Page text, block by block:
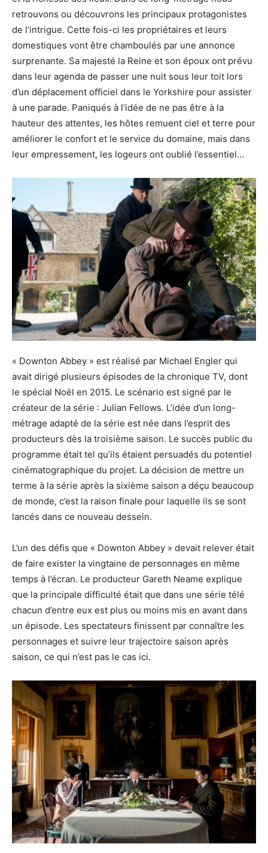
retrouvons ou découvrons les principaux protagonistes
de l’intrigue. Cette fois-ci les propriétaires et leurs
domestiques vont être chamboulés par une annonce
surprenante. Sa majesté la Reine et son époux ont prévu
dans leur agenda de passer une nuit sous leur toit lors
d’un déplacement officiel dans le Yorkshire pour assister
à une parade. Paniqués à l’idée de ne pas être à la
hauteur des attentes, les hôtes remuent ciel et terre pour
améliorer le confort et le service du domaine, mais dans
leur empressement, les logeurs ont oublié l’essentiel…
« Downton Abbey » est réalisé par Michael Engler qui
avait dirigé plusieurs épisodes de la chronique TV, dont
le spécial Noël en 2015. Le scénario est signé par le
créateur de la série : Julian Fellows. L’idée d’un long-
métrage adapté de la série est née dans l’esprit des
producteurs dès la troisième saison. Le succès public du
programme était tel qu’ils étaient persuadés du potentiel
cinématographique du projet. La décision de mettre un
terme à la série après la sixième saison a déçu beaucoup
de monde, c’est la raison finale pour laquelle ils se sont
lancés dans ce nouveau dessein.
L’un des défis que « Downton Abbey » devait relever était
de faire exister la vingtaine de personnages en même
temps à l’écran. Le producteur Gareth Neame explique
que la principale difficulté était que dans une série télé
chacun d’entre eux est plus ou moins mis en avant dans
un épisode. Les spectateurs finissent par connaître les
personnages et suivre leur trajectoire saison après
saison, ce qui n’est pas le cas ici.